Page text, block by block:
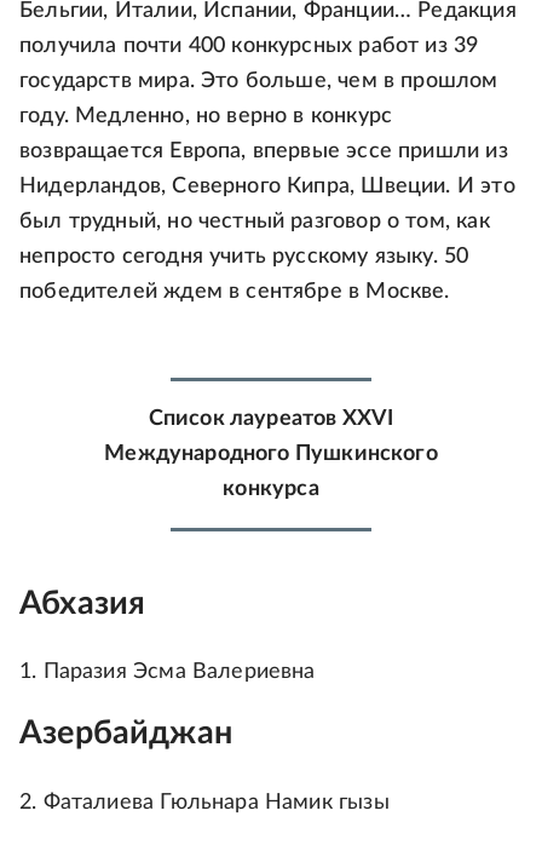
Бельгии, Италии, Испании, Франции… Редакция
получила почти 400 конкурсных работ из 39
государств мира. Это больше, чем в прошлом
году. Медленно, но верно в конкурс
возвращается Европа, впервые эссе пришли из
Нидерландов, Северного Кипра, Швеции. И это
был трудный, но честный разговор о том, как
непросто сегодня учить русскому языку. 50
победителей ждем в сентябре в Москве.
Список лауреатов XXVI
Международного Пушкинского
конкурса
Абхазия
1. Паразия Эсма Валериевна
Азербайджан
2. Фаталиева Гюльнара Намик гызы